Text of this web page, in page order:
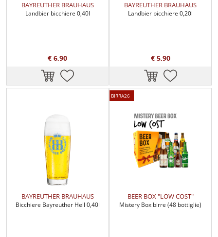
BAYREUTHER BRAUHAUS
Landbier bicchiere 0,40l
€ 6,90
BAYREUTHER BRAUHAUS
Landbier bicchiere 0,20l
€ 5,90
BAYREUTHER BRAUHAUS
Bicchiere Bayreuther Hell 0,40l
BIRRA26
BEER BOX "LOW COST"
Mistery Box birre (48 bottiglie)